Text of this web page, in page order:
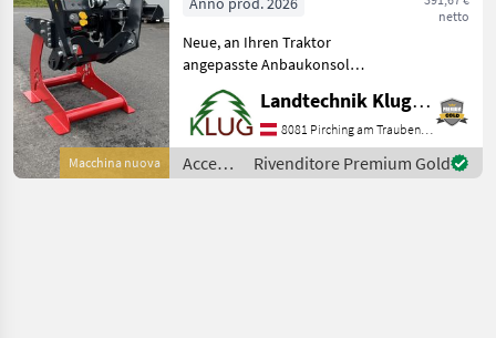
Macchina nuova
SHL S Universal
netto
Neue, an Ihren Traktor
angepasste Anbaukonsolen
für die LESNIK
Universalfronthydrauliken
der Serie SHL S8 / S17 / S25
/ S35. Die Anbaukonsolen
sind optimal an den je
Landtechnik Klug e. U.
8081 Pirching am Traubenberg
Accessori
per
Rivenditore Premium Gold